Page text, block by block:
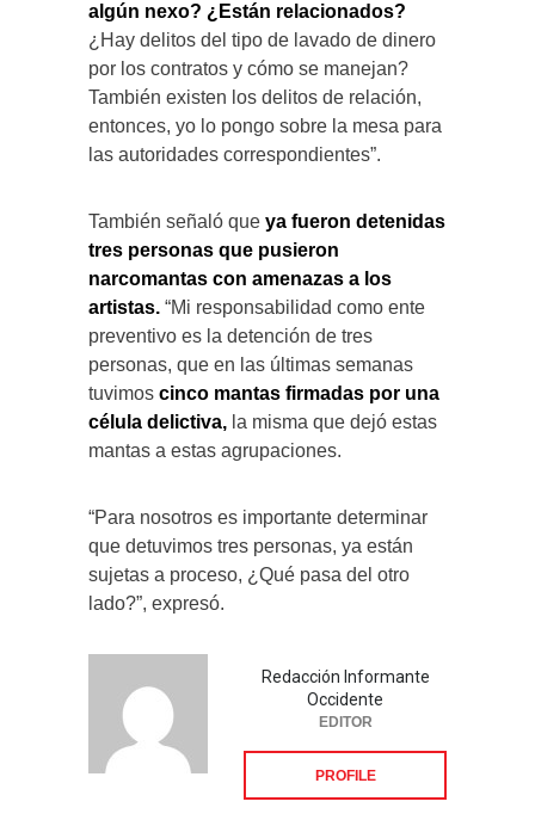
algún nexo? ¿Están relacionados?
¿Hay delitos del tipo de lavado de dinero
por los contratos y cómo se manejan?
También existen los delitos de relación,
entonces, yo lo pongo sobre la mesa para
las autoridades correspondientes”.
También señaló que ya fueron detenidas
tres personas que pusieron
narcomantas con amenazas a los
artistas. “Mi responsabilidad como ente
preventivo es la detención de tres
personas, que en las últimas semanas
tuvimos cinco mantas firmadas por una
célula delictiva, la misma que dejó estas
mantas a estas agrupaciones.
“Para nosotros es importante determinar
que detuvimos tres personas, ya están
sujetas a proceso, ¿Qué pasa del otro
lado?”, expresó.
Redacción Informante
Occidente
EDITOR
PROFILE